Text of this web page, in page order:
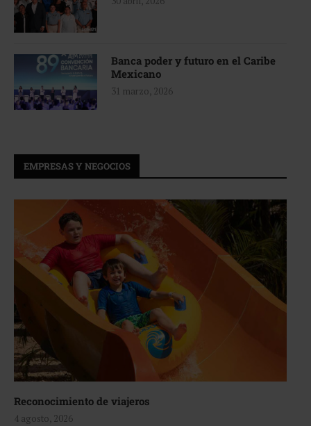
Banca poder y futuro en el Caribe
Mexicano
31 marzo, 2026
EMPRESAS Y NEGOCIOS
Reconocimiento de viajeros
4 agosto, 2026